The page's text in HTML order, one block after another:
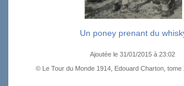
Un poney prenant du
Ajoutée le 31/01/2015 à 23:02
© Le Tour du Monde 1914, Edouard Charton, tome